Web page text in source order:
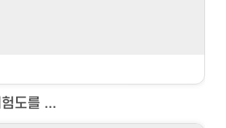
도를 ...